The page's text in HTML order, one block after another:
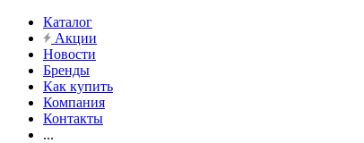
Каталог
Акции
Новости
Бренды
Как купить
Компания
Контакты
...